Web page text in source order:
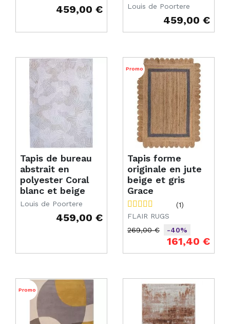
459,00 € Louis de Poortere
459,00 €
Tapis de bureau
abstrait en
polyester Coral
blanc et beige
Louis de Poortere
459,00 €
Tapis forme
originale en jute
beige et gris
Grace
(1)
FLAIR RUGS
Prix de base
269,00 €
-40%
161,40 €
Promo
Promo